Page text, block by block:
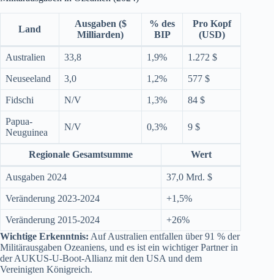
Land
Ausgaben ($
Milliarden)
% des
BIP
Pro Kopf
(USD)
Australien 33,8 1,9% 1.272 $
Neuseeland 3,0 1,2% 577 $
Fidschi N/V 1,3% 84 $
Papua-
Neuguinea
N/V 0,3% 9 $
Regionale Gesamtsumme Wert
Ausgaben 2024 37,0 Mrd. $
Veränderung 2023-2024 +1,5%
Veränderung 2015-2024
+26%
Wichtige Erkenntnis: Auf Australien entfallen über 91 % der
Militärausgaben Ozeaniens, und es ist ein wichtiger Partner in
der AUKUS-U-Boot-Allianz mit den USA und dem
Vereinigten Königreich.